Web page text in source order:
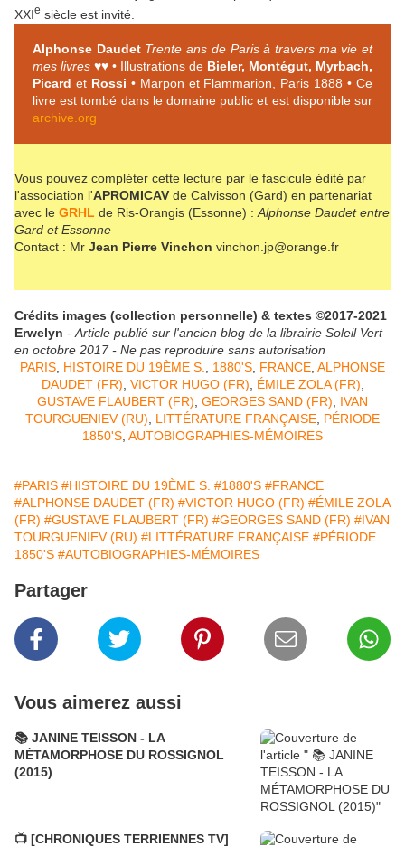
XXIe siècle est invité.
Alphonse Daudet Trente ans de Paris à travers ma vie et
mes livres ♥♥ • Illustrations de Bieler, Montégut, Myrbach,
Picard et Rossi • Marpon et Flammarion, Paris 1888 • Ce
livre est tombé dans le domaine public et est disponible sur
archive.org
Vous pouvez compléter cette lecture par le fascicule édité par
l'association l'APROMICAV de Calvisson (Gard) en partenariat
avec le GRHL de Ris-Orangis (Essonne) : Alphonse Daudet entre
Gard et Essonne
Contact : Mr Jean Pierre Vinchon vinchon.jp@orange.fr
Crédits images (collection personnelle) & textes ©2017-2021
Erwelyn - Article publié sur l'ancien blog de la librairie Soleil Vert
en octobre 2017 - Ne pas reproduire sans autorisation
PARIS HISTOIRE DU 19ÈME S. 1880'S FRANCE ALPHONSE
DAUDET (FR) VICTOR HUGO (FR) ÉMILE ZOLA (FR)
GUSTAVE FLAUBERT (FR) GEORGES SAND (FR)
IVAN
TOURGUENIEV (RU)
LITTÉRATURE FRANÇAISE PÉRIODE
1850'S AUTOBIOGRAPHIES-MÉMOIRES
#PARIS #HISTOIRE DU 19ÈME S. #1880'S #FRANCE
#ALPHONSE DAUDET (FR) #VICTOR HUGO (FR) #ÉMILE ZOLA
(FR) #GUSTAVE FLAUBERT (FR) #GEORGES SAND (FR) #IVAN
TOURGUENIEV (RU) #LITTÉRATURE FRANÇAISE #PÉRIODE
1850'S #AUTOBIOGRAPHIES-MÉMOIRES
Partager
Vous aimerez aussi
📚 JANINE TEISSON - LA
MÉTAMORPHOSE DU ROSSIGNOL
(2015)
📺 [CHRONIQUES TERRIENNES TV]